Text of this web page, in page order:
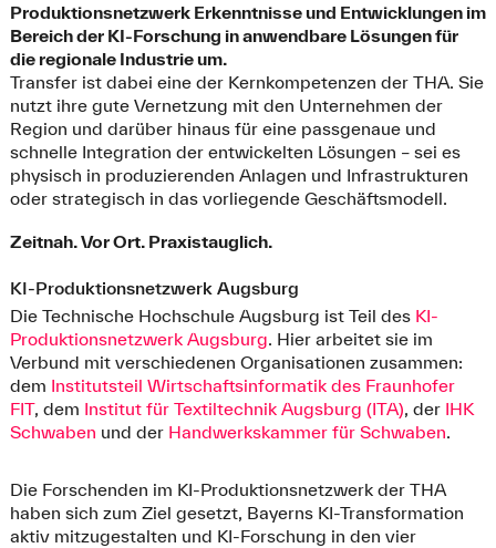
Produktionsnetzwerk Erkenntnisse und Entwicklungen im
Bereich der KI-Forschung in anwendbare Lösungen für
die regionale Industrie um.
Transfer ist dabei eine der Kernkompetenzen der THA. Sie
nutzt ihre gute Vernetzung mit den Unternehmen der
Region und darüber hinaus für eine passgenaue und
schnelle Integration der entwickelten Lösungen – sei es
physisch in produzierenden Anlagen und Infrastrukturen
oder strategisch in das vorliegende Geschäftsmodell.
Zeitnah. Vor Ort. Praxistauglich.
KI-Produktionsnetzwerk Augsburg
Die Technische Hochschule Augsburg ist Teil des KI-
Produktionsnetzwerk Augsburg. Hier arbeitet sie im
Verbund mit verschiedenen Organisationen zusammen:
dem Institutsteil Wirtschaftsinformatik des Fraunhofer
FIT, dem Institut für Textiltechnik Augsburg (ITA), der IHK
Schwaben und der Handwerkskammer für Schwaben.
Die Forschenden im KI-Produktionsnetzwerk der THA
haben sich zum Ziel gesetzt, Bayerns KI-Transformation
aktiv mitzugestalten und KI-Forschung in den vier